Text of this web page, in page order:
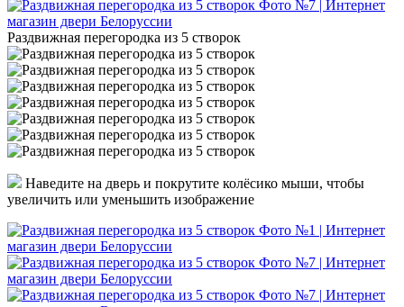
Раздвижная перегородка из 5 створок
Наведите на дверь и покрутите колёсико мыши, чтобы
увеличить или уменьшить изображение